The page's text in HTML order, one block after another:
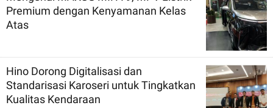
Premium dengan Kenyamanan Kelas
Atas
Hino Dorong Digitalisasi dan
Standarisasi Karoseri untuk Tingkatkan
Kualitas Kendaraan